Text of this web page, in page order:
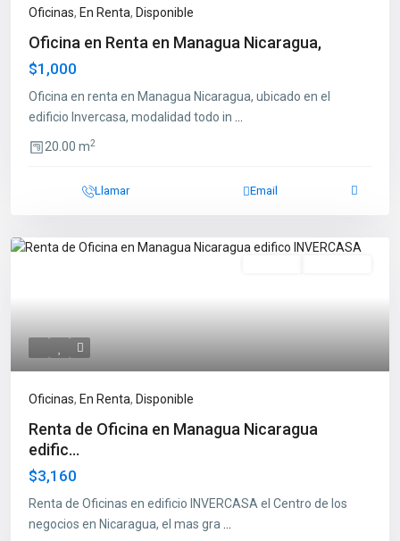
Oficinas, En Renta, Disponible
Oficina en Renta en Managua Nicaragua,
$1,000
Oficina en renta en Managua Nicaragua, ubicado en el
edificio Invercasa, modalidad todo in
20.00 m2
Llamar Email
Oficinas, En Renta, Disponible
Renta de Oficina en Managua Nicaragua
edific...
$3,160
Renta de Oficinas en edificio INVERCASA el Centro de los
negocios en Nicaragua, el mas gra